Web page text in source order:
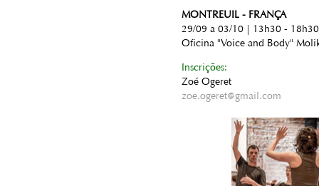
MONTREUIL - FRANÇA
29/09 a 03/10 | 13h30 - 18h30
Oficina "Voice and Body"
Inscrições:
Zoé Ogeret
zoe.ogeret@gmail.com